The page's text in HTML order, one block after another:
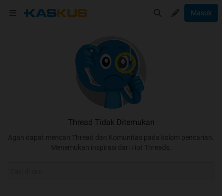
Masuk
Thread Tidak Ditemukan
Agan dapat mencari Thread dan Komunitas pada kolom pencarian.
Menemukan inspirasi dari Hot Threads.